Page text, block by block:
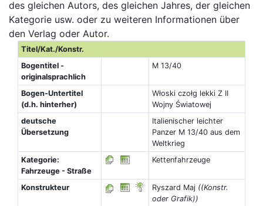
des gleichen Autors, des gleichen Jahres, der gleichen
Kategorie usw. oder zu weiteren Informationen über
den Verlag oder Autor.
Titel/Kat./Konstr.
Bogentitel -
originalsprachlich
M 13/40
Bogen-Untertitel
(d.h. hinterher)
Włoski czołg lekki Z II
Wojny Światowej
deutsche
Übersetzung
Italienischer leichter
Panzer M 13/40 aus dem
Weltkrieg
Kategorie:
Fahrzeuge - Straße
Kettenfahrzeuge
Konstrukteur Ryszard Maj ((Konstr.
oder Grafik))